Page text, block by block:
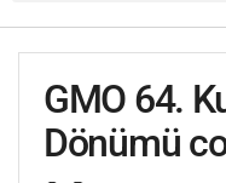
GMO 64.
Dönümü